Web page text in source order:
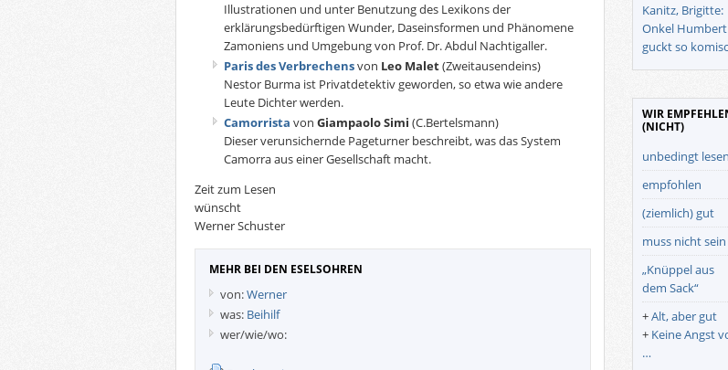
Illustrationen und unter Benutzung des Lexikons der
erklärungsbedürftigen Wunder, Daseinsformen und Phänomene
Zamoniens und Umgebung von Prof. Dr. Abdul Nachtigaller.
Paris des Verbrechensvon Leo Malet(Zweitausendeins)
Nestor Burma ist Privatdetektiv geworden, so etwa wie andere
Leute Dichter werden.
Camorrista von Giampaolo Simi (C.Bertelsmann)
Dieser verunsichernde Pageturner beschreibt, was das System
Camorra aus einer Gesellschaft macht.
Zeit zum Lesen
wünscht
Werner Schuster
MEHR BEI DEN ESELSOHREN
von:Werner
was: Beihilf
wer/wie/wo:
Kanitz, Brigitte:
Onkel Humbert
guckt so
WIR
(NICHT)
unbedingt lesen
empfohlen
(ziemlich) gut
muss nicht sein
„Knüppel aus
dem Sack“
+Alt, aber gut
+ Keine Angst
…